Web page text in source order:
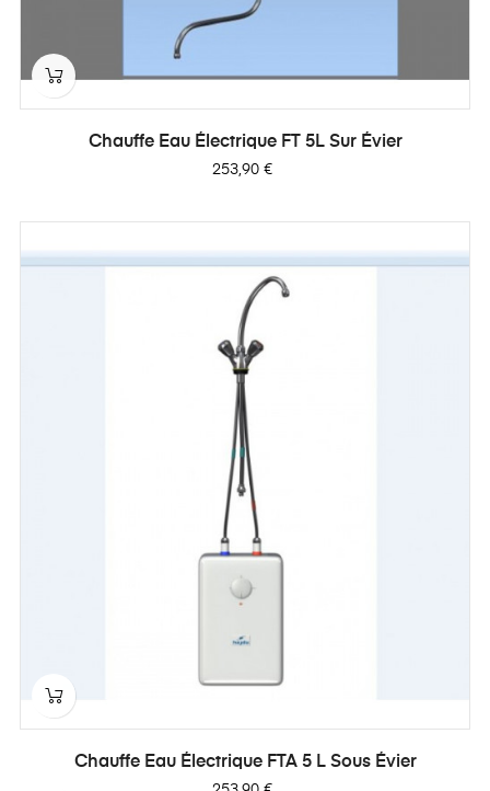
Chauffe Eau Électrique FT 5L Sur Évier
Prix
253,90 €
Chauffe Eau Électrique FTA 5 L Sous Évier